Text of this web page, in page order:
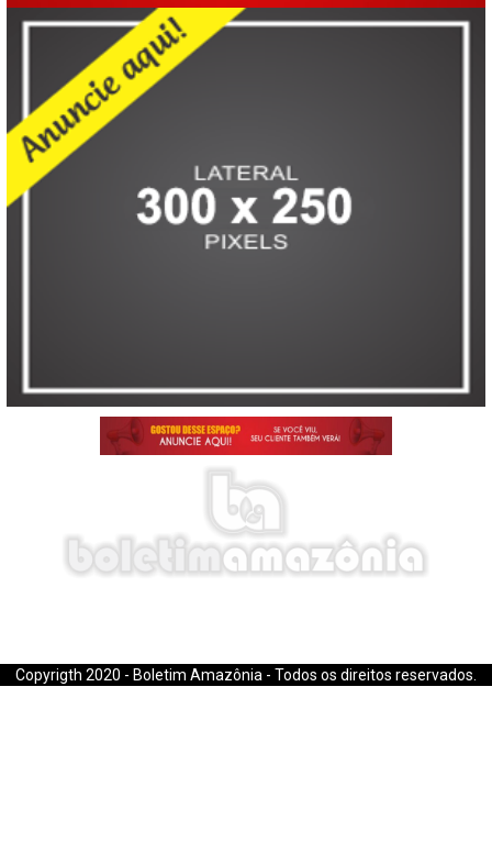
Copyrigth 2020 - Boletim Amazônia - Todos os direitos reservados.